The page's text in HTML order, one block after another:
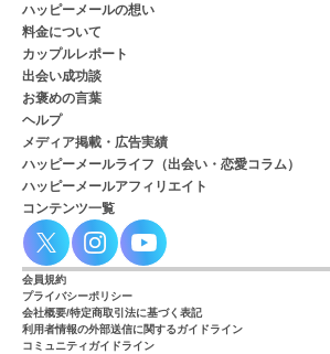
ハッピーメールの想い
料金について
カップルレポート
出会い成功談
お褒めの言葉
ヘルプ
メディア掲載・広告実績
ハッピーメールライフ（出会い・恋愛コラム）
ハッピーメールアフィリエイト
コンテンツ一覧
会員規約
プライバシーポリシー
会社概要/特定商取引法に基づく表記
利用者情報の外部送信に関するガイドライン
コミュニティガイドライン